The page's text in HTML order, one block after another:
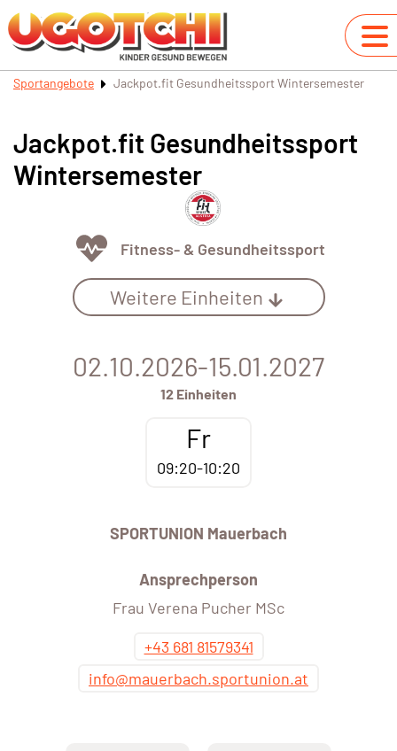
Sportangebote Jackpot.fit Gesundheitssport Wintersemester
Jackpot.fit Gesundheitssport
Wintersemester
Fitness- & Gesundheitssport
Weitere Einheiten
02.10.2026-15.01.2027
12 Einheiten
Fr
09:20-10:20
SPORTUNION Mauerbach
Ansprechperson
Frau Verena Pucher MSc
+43 681 81579341
info@mauerbach.sportunion.at